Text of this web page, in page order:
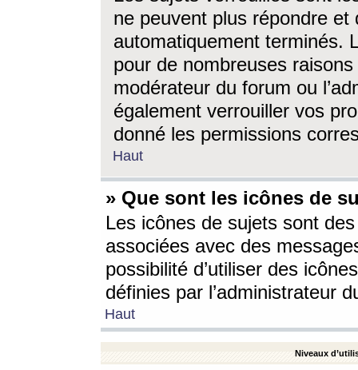
ne peuvent plus répondre
automatiquement terminés.
pour de nombreuses
modérateur du forum ou
également verrouiller vos
donné les permissions
Haut
» Que sont les icônes de
Les icônes de sujets sont
associées avec des
possibilité d’utiliser des
définies par l’administrateur
Haut
Niveaux